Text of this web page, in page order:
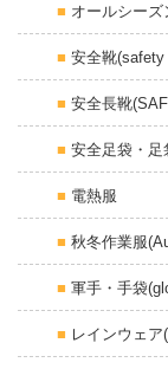
オールシー
安全靴
安全長靴
安全足袋・足
電熱服
秋冬作業服
軍手・手袋
レインウェア